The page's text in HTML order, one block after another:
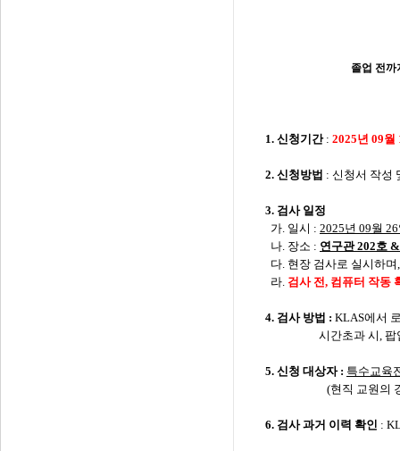
졸업 전까
1. 신청기간: 2025년 09월
2. 신청방법 : 신청서 작성
3. 검사 일정
가. 일시 : 2025년 09월 26
나. 장소 : 연구관 202호
다. 현장 검사로 실시하며
라. 검사 전, 컴퓨터 작동
4. 검사 방법 : KLAS에서
시간초과 시, 팝
5. 신청 대상자: 특수교육
(현직 교원의
6. 검사 과거 이력 확인 :